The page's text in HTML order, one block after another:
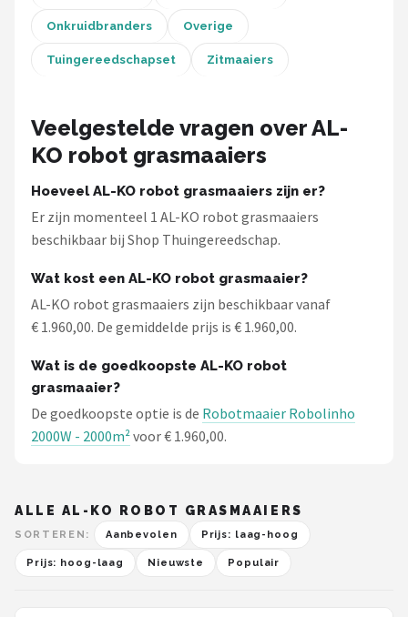
Einhell
Makita
Synx Tools
Fiskars
Onkruidbranders Overige
Tuingereedschapset Zitmaaiers
Veelgestelde vragen over AL-
KO robot grasmaaiers
Hoeveel AL-KO robot grasmaaiers zijn er?
Er zijn momenteel 1 AL-KO robot grasmaaiers
beschikbaar bij Shop Thuingereedschap.
Wat kost een AL-KO robot grasmaaier?
AL-KO robot grasmaaiers zijn beschikbaar vanaf
€ 1.960,00. De gemiddelde prijs is € 1.960,00.
Wat is de goedkoopste AL-KO robot
grasmaaier?
De goedkoopste optie is de Robotmaaier Robolinho
2000W - 2000m²voor € 1.960,00.
ALLE AL-KO ROBOT GRASMAAIERS
SORTEREN: Aanbevolen Prijs: laag-hoog
Prijs: hoog-laag Nieuwste Populair